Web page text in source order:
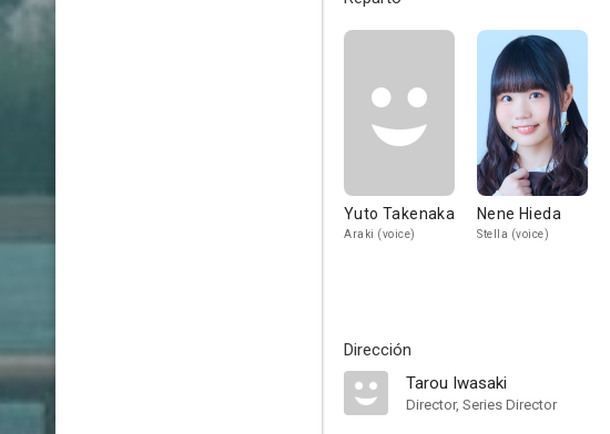
Yuto Takenaka
Araki (voice)
Nene Hieda
Stella (voice)
Dirección
Tarou Iwasaki
Director, Series Director